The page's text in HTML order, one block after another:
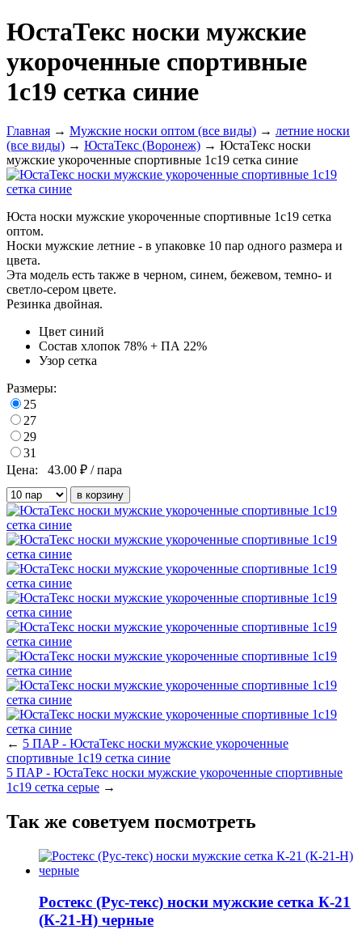
ЮстаТекс носки мужские
укороченные спортивные
1с19 сетка синие
Главная → Мужские носки оптом (все виды) → летние носки
(все виды) → ЮстаТекс (Воронеж) → ЮстаТекс носки
мужские укороченные спортивные 1с19 сетка синие
Юста носки мужские укороченные спортивные 1с19 сетка
оптом.
Носки мужские летние - в упаковке 10 пар одного размера и
цвета.
Эта модель есть также в черном, синем, бежевом, темно- и
светло-сером цвете.
Резинка двойная.
Цвет синий
Состав хлопок 78% + ПА 22%
Узор сетка
Размеры:
25
27
29
31
Цена:
43.00 ₽ / пара
← 5 ПАР - ЮстаТекс носки мужские укороченные
спортивные 1с19 сетка синие
5 ПАР - ЮстаТекс носки мужские укороченные спортивные
1с19 сетка серые →
Так же советуем посмотреть
Ростекс (Рус-текс) носки мужские сетка К-21
(К-21-Н) черные